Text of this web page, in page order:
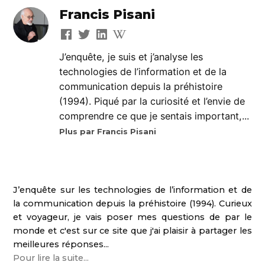
Francis Pisani
J’enquête, je suis et j’analyse les
technologies de l’information et de la
communication depuis la préhistoire
(1994). Piqué par la curiosité et l’envie de
comprendre ce que je sentais important,...
Plus par Francis Pisani
J’enquête sur les technologies de l’information et de
la communication depuis la préhistoire (1994). Curieux
et voyageur, je vais poser mes questions de par le
monde et c'est sur ce site que j'ai plaisir à partager les
meilleures réponses...
Pour lire la suite...